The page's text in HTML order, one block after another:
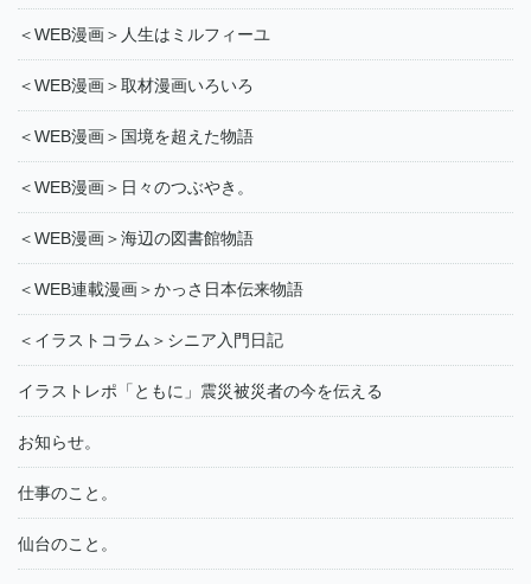
＜WEB漫画＞人生はミルフィーユ
＜WEB漫画＞取材漫画いろいろ
＜WEB漫画＞国境を超えた物語
＜WEB漫画＞日々のつぶやき。
＜WEB漫画＞海辺の図書館物語
＜WEB連載漫画＞かっさ日本伝来物語
＜イラストコラム＞シニア入門日記
イラストレポ「ともに」震災被災者の今を伝える
お知らせ。
仕事のこと。
仙台のこと。